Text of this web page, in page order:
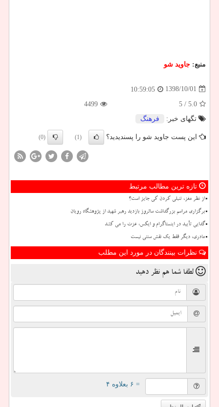
منبع: جاوید شو
1398/10/01
10:59:05
5.0
/ 5
4499
تگهای خبر:
فرهنگ
این پست جاوید شو را پسندیدید؟ (1)
(0)
تازه ترین مطالب مرتبط
از نظر مغز، تنبلی کردن کی جایز است؟
برگزاری مراسم بزرگداشت سالروز بازدید رهبر شهید از پژوهشگاه رویان
گدایی تأیید در اینستاگرام و ایکس، عزت را می کشد
مادری، دیگر فقط یک نقش سنتی نیست
نظرات بینندگان در مورد این مطلب
لطفا شما هم نظر دهید
= ۶ بعلاوه ۴